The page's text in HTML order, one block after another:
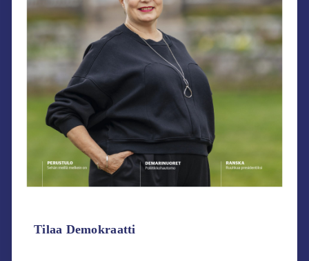
Tilaa Demokraatti